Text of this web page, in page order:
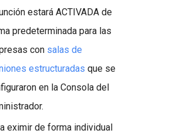
estará ACTIVADA de
predeterminada para las
con salas de
estructuradas que se
en la Consola del
eximir de forma individual